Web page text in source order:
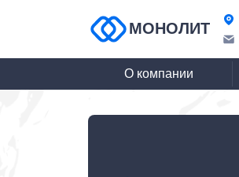
МОНОЛИТ
О компании